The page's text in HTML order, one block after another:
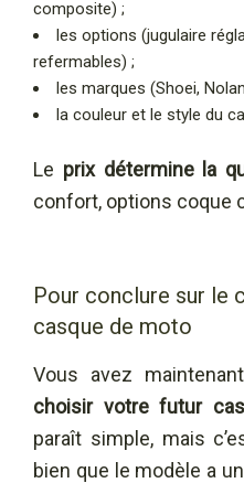
composite) ;
les options (jugulaire
refermables) ;
les marques (Shoei,
la couleur et le style du
Le prix détermine la
confort, options coque
Pour conclure sur le
casque de moto
Vous avez
choisir votre futur
paraît simple, mais
bien que le modèle a